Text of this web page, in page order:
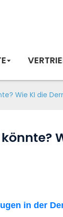
Wie KI die
in der